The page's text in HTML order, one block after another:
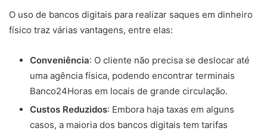
O uso de bancos digitais para realizar saques em dinheiro
físico traz várias vantagens, entre elas:
Conveniência: O cliente não precisa se deslocar até
uma agência física, podendo encontrar terminais
Banco24Horas em locais de grande circulação.
Custos Reduzidos: Embora haja taxas em alguns
casos, a maioria dos bancos digitais tem tarifas